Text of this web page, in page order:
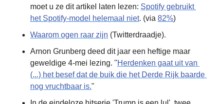
moet u ze dit artikel laten lezen: Spotify gebruikt
het Spotify-model helemaal niet. (via 82%)
Waarom ogen raar zijn (Twitterdraadje).
Arnon Grunberg deed dit jaar een heftige maar
geweldige 4-mei lezing. "Herdenken gaat uit van
(...) het besef dat de buik die het Derde Rijk baarde
nog vruchtbaar is."